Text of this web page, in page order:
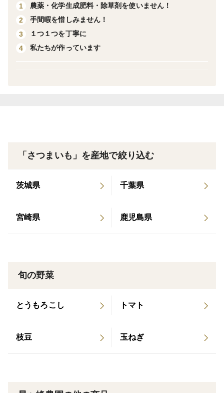
【星ヶ峰農園】では2017年から熊本県・南阿蘇村にて
「紅はるか」の苗の栽培から芋の収穫まで、農薬・除草
剤・化成肥料・堆肥は使用せず、熟成を経て干し芋の加
工までの全工程を一貫して手掛けています。
に「売切れ」表示になることがあります。
製造が終わりましたらその旨を商品説明に表記いたしま
完了となるサービスです。
私たちが大切に育てた紅はるかで丁寧に自家製造した干
※賞味期限は製造より３ヶ月としております。発送時に
1
農薬・化学生成肥料・除草剤を使いません！
2
手間暇を惜しみません！
3
１つ１つを丁寧に
4
私たちが作っています
「さつまいも」を産地で絞り込む
茨城県 千葉県
宮崎県 鹿児島県
旬の野菜
とうもろこし トマト
枝豆 玉ねぎ